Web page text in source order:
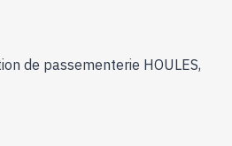
de passementerie HOULES,